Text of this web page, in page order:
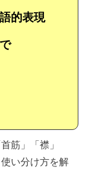
的表現
筋」「襟」
い分け方を解